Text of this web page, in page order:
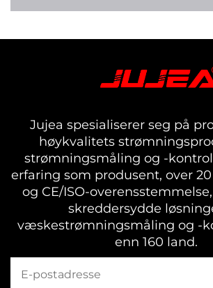
Jujea spesialiserer seg på
høykvalitets
strømningsmåling og -
erfaring som produsent, over
og CE/ISO-
skreddersydde
væskestrømningsmåling og -
enn 160 land.